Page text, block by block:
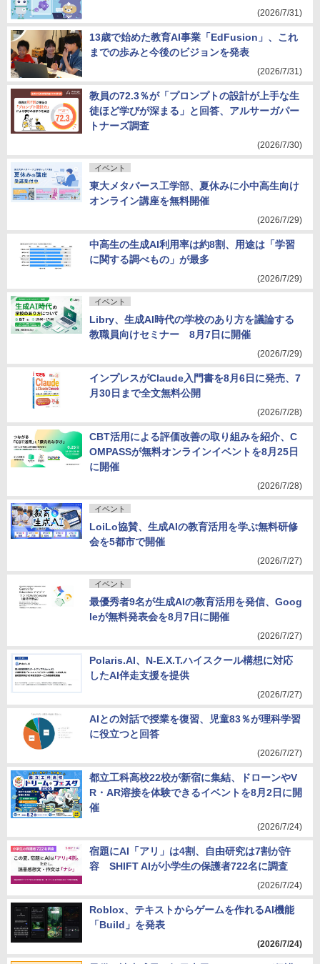
(2026/7/31)
13歳で始めた教育AI事業「EdFusion」、これ
までの歩みと今後のビジョンを発表
(2026/7/31)
教員の72.3％が「プロンプトの設計が上手な生
徒ほど学びが深まる」と回答、アルサーガパー
トナーズ調査
(2026/7/30)
イベント
東大メタバース工学部、夏休みに小中高生向け
オンライン講座を無料開催
(2026/7/29)
中高生の生成AI利用率は約8割、用途は「学習
に関する調べもの」が最多
(2026/7/29)
イベント
Libry、生成AI時代の学校のあり方を議論する
教職員向けセミナー 8月7日に開催
(2026/7/29)
インプレスがClaude入門書を8月6日に発売、7
月30日まで全文無料公開
(2026/7/28)
CBT活用による評価改善の取り組みを紹介、C
OMPASSが無料オンラインイベントを8月25日
に開催
(2026/7/28)
イベント
LoiLo協賛、生成AIの教育活用を学ぶ無料研修
会を5都市で開催
(2026/7/27)
イベント
最優秀者9名が生成AIの教育活用を発信、Goog
leが無料発表会を8月7日に開催
(2026/7/27)
Polaris.AI、N-E.X.T.ハイスクール構想に対応
したAI伴走支援を提供
(2026/7/27)
AIとの対話で授業を復習、児童83％が理科学習
に役立つと回答
(2026/7/27)
都立工科高校22校が新宿に集結、ドローンやV
R・AR溶接を体験できるイベントを8月2日に開
催
(2026/7/24)
宿題にAI「アリ」は4割、自由研究は7割が許
容 SHIFT AIが小学生の保護者722名に調査
(2026/7/24)
Roblox、テキストからゲームを作れるAI機能
「Build」を発表
(2026/7/24)